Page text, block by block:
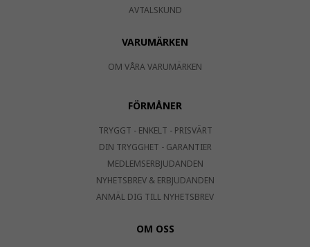
AVTALSKUND
VARUMÄRKEN
OM VÅRA VARUMÄRKEN
FÖRMÅNER
TRYGGT - ENKELT - PRISVÄRT
DIN TRYGGHET - GARANTIER
MEDLEMSERBJUDANDEN
NYHETSBREV & ERBJUDANDEN
ANMÄL DIG TILL NYHETSBREV
OM OSS